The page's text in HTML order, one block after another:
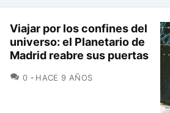
Viajar por los confines del
universo: el Planetario de
Madrid reabre sus puertas
0 COMENTARIOS
HACE 9 AÑOS